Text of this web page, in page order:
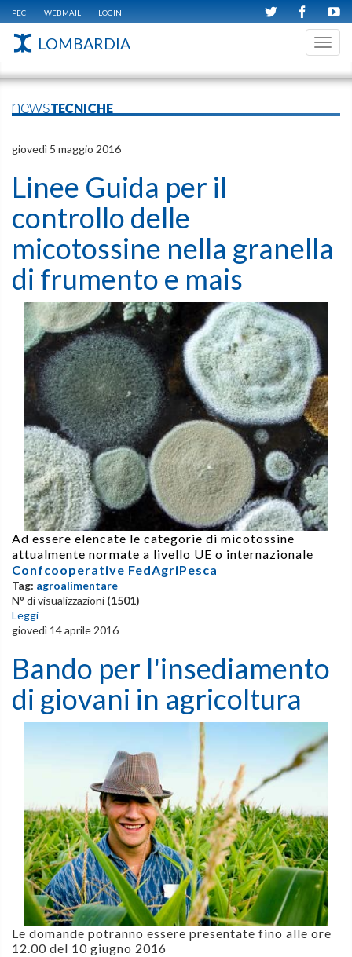
PEC WEBMAIL LOGIN
LOMBARDIA
newsTECNICHE
giovedì 5 maggio 2016
Linee Guida per il
controllo delle
micotossine nella granella
di frumento e mais
Ad essere elencate le categorie di micotossine
attualmente normate a livello UE o internazionale
Confcooperative FedAgriPesca
Tag: agroalimentare
N° di visualizzazioni (1501)
Leggi
giovedì 14 aprile 2016
Bando per l'insediamento
di giovani in agricoltura
Le domande potranno essere presentate fino alle ore
12.00 del 10 giugno 2016